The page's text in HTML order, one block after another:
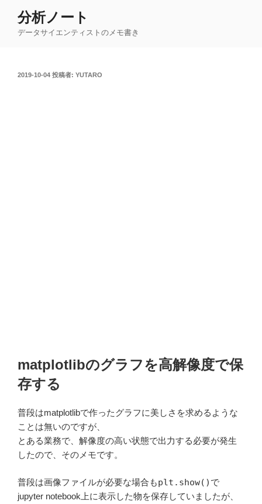
分析ノート
データサイエンティストのメモ書き
投
2019-10-04 投稿者: YUTARO
matplotlibのグラフを高解像度で保
存する
普段はmatplotlibで作ったグラフに美しさを求めるような
ことは無いのですが、
とある業務で、解像度の高い状態で出力する必要が発生
したので、そのメモです。
普段は画像ファイルが必要な場合もplt.show() で
jupyter notebook上に表示した物を保存していましたが、